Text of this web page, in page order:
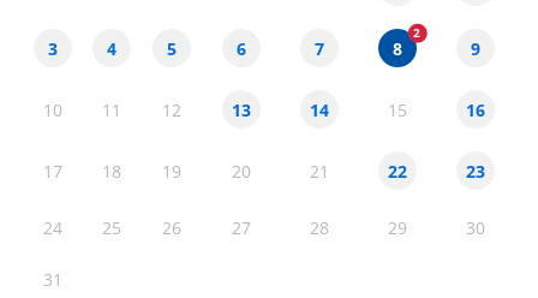
3 4 5 6 7 8 9
10 11 12 13 14 15 16
17 18 19 20 21 22 23
24 25 26 27 28 29 30
31